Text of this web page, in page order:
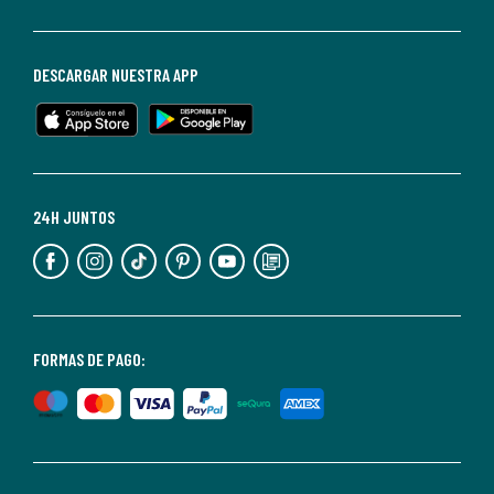
de
en
cualquier
Para
información,
puedes
nuestra
de
privacidad</2>.
FORMAS DE PAGO:
24H JUNTOS
DESCARGAR NUESTRA APP